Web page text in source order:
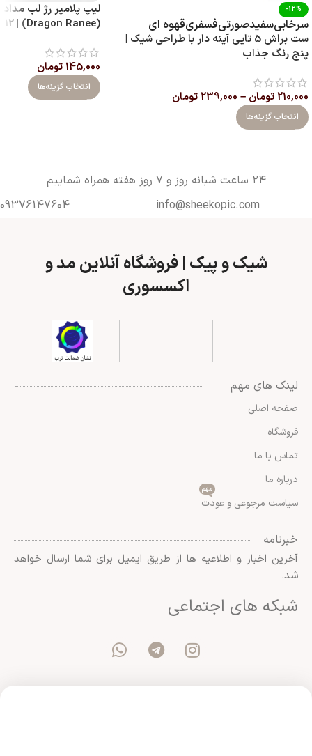
-12%
سرخابیسفیدصورتیفسفریقهوه ای
ست براش 5 تایی آینه‌ دار با طراحی شیک |
پنج رنگ جذاب
210,000تومان –
239,000تومان
انتخاب گزینه‌ها
لیپ پلامپر رژ لب
(Dragon Ranee) | 12 رنگ با پیگمنت بالا
145,000تومان
انتخاب گزینه‌ها
۲۴ ساعت شبانه روز و ۷ روز هفته همراه شماییم
info@sheekopic.com
09376147604
شیک و پیک | فروشگاه آنلاین مد و
اکسسوری
لینک های مهم
صفحه اصلی
فروشگاه
تماس با ما
درباره ما
سیاست مرجوعی و عودت
مهم
خبرنامه
آخرین اخبار و اطلاعیه ها از طریق ایمیل برای شما ارسال خواهد
شد.
شبکه های اجتماعی